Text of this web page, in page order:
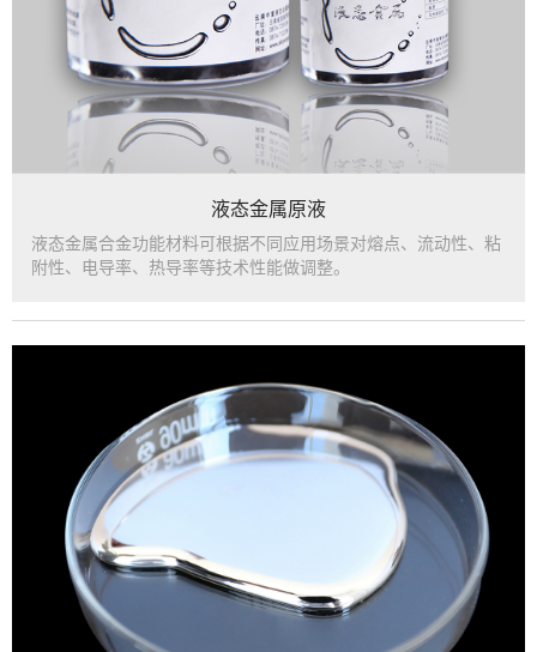
液态金属原液
液态金属合金功能材料可根据不同应用场景对熔点、流动性、粘
附性、电导率、热导率等技术性能做调整。